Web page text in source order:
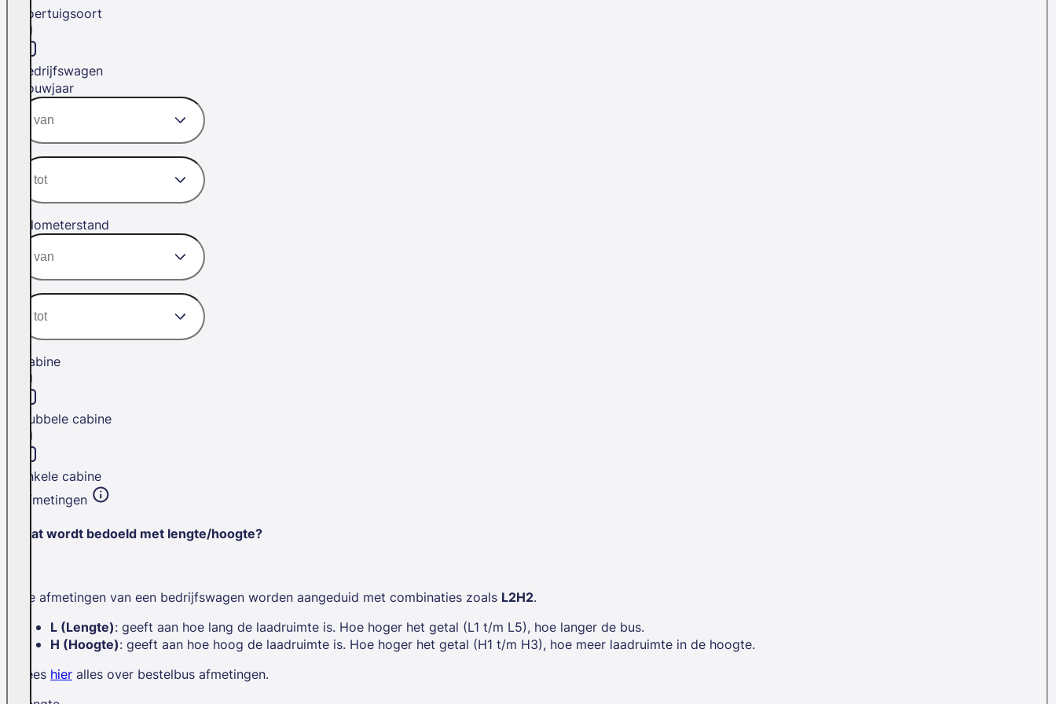
Voertuigsoort
Bedrijfswagen
Bouwjaar
Kilometerstand
Cabine
Dubbele cabine
Enkele cabine
Afmetingen
Wat wordt bedoeld met lengte/hoogte?
De afmetingen van een bedrijfswagen worden aangeduid met combinaties zoals L2H2.
L (Lengte): geeft aan hoe lang de laadruimte is. Hoe hoger het getal (L1 t/m L5), hoe langer de bus.
H (Hoogte): geeft aan hoe hoog de laadruimte is. Hoe hoger het getal (H1 t/m H3), hoe meer laadruimte in de hoogte.
Lees hier alles over bestelbus afmetingen.